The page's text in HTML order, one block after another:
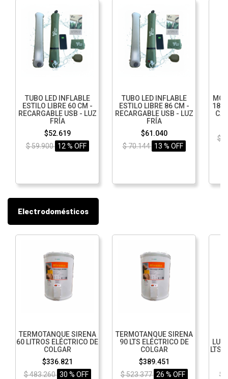
TUBO LED INFLABLE
ESTILO LIBRE 60 CM -
RECARGABLE USB - LUZ
FRÍA
$52.619
$ 59.900 12 % OFF
TUBO LED INFLABLE
ESTILO LIBRE 86 CM -
RECARGABLE USB - LUZ
FRÍA
$61.040
$ 70.144 13 % OFF
18"
$
Electrodomésticos
TERMOTANQUE SIRENA
60 LITROS ELÉCTRICO DE
COLGAR
$336.821
$ 483.260 30 % OFF
TERMOTANQUE SIRENA
90 LTS ELÉCTRICO DE
COLGAR
$389.451
$ 523.377 26 % OFF
LTS
$